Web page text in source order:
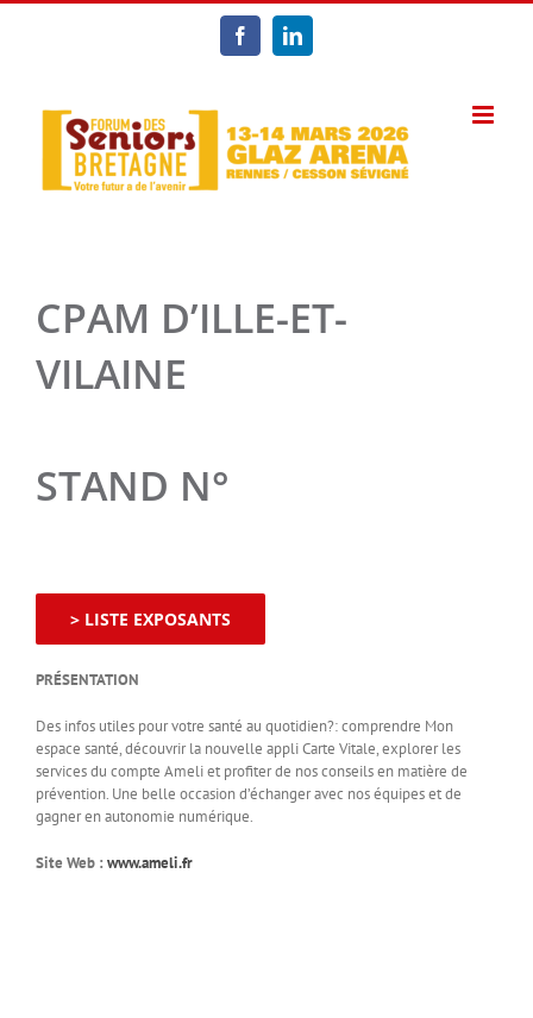
Passer
FacebookLinkedIn
CPAM D’ILLE-ET-
VILAINE
STAND N°
> LISTE EXPOSANTS
PRÉSENTATION
Des infos utiles pour votre santé au quotidien?: comprendre Mon
espace santé, découvrir la nouvelle appli Carte Vitale, explorer les
services du compte Ameli et profiter de nos conseils en matière de
prévention. Une belle occasion d’échanger avec nos équipes et de
gagner en autonomie numérique.
Site Web : www.ameli.fr